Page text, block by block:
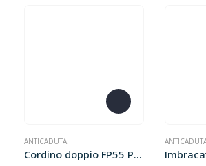
ANTICADUTA
Cordino doppio FP55 Portwest